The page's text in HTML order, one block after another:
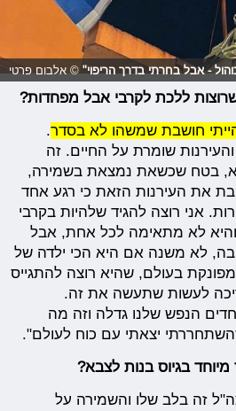
- אבל בחרתי בדרך הריפוי"© אלבום פרטי
ללכת לקרבי אבל מפחדות?
חושבת שמשהו לא בסדר.
שומרת על החיים. זה
בטח שכשאת נמצאת בשמירה,
את העירנות הזאת כי רגע אחד
אני רוצה להגיד שלהיות בקרבי
לא מתאימה לכל אחת, אבל
לא משנה אם היא הכי ילדה של
בעולם, שהיא רוצה להתגייס
לעשות שתעשה את זה.
הנפש שלנו גדלה וזה מה
יצאתי עם כוח לעולם".
בגיוס בנות לצבא?
זה בלב שלו והשמירה על